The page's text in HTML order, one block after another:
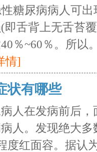
糖尿病病人可
即舌背上无舌苔
％~60％。所以
情]
状有哪些
人在发病前后
人。发现绝大
度红面容。据认